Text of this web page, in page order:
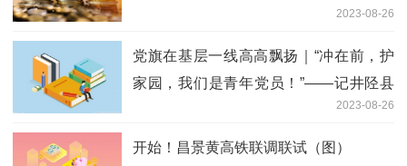
2023-08-26
党旗在基层一线高高飘扬｜“冲在前，护
家园，我们是青年党员！”——记井陉县
奋战在抢险救灾重建家园一线的90后党
员群体
2023-08-26
开始！昌景黄高铁联调联试（图）